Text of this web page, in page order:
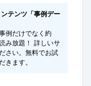
テンツ「事例デー
例だけでなく約
み放題！ 詳しいサ
さい。無料でお試
きます。